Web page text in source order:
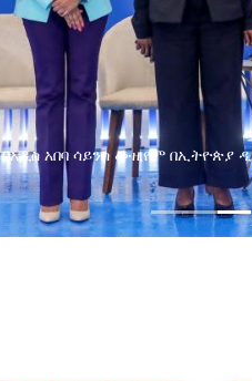
በአዲስ አበባ ሳይንስ ሙዚየም በኢትዮጵያ